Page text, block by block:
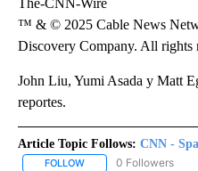
The-CNN-Wire
™ & © 2025 Cable News
Discovery Company. All rights
John Liu, Yumi Asada y Matt
reportes.
Article Topic Follows: CNN -
FOLLOW FOLLOW "CNN -
0 Followers